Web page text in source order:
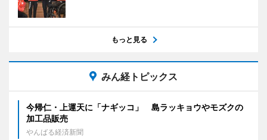
もっと見る
みん経トピックス
今帰仁・上運天に「ナギッコ」 島ラッキョウやモズクの
加工品販売
やんばる経済新聞